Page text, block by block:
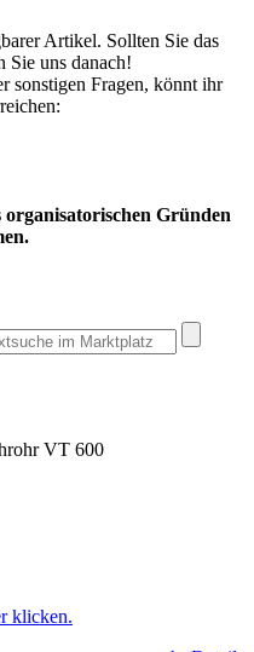
Artikel. Sollten Sie das
Sie uns danach!
sonstigen Fragen, könnt ihr
Gründen
VT 600
klicken.